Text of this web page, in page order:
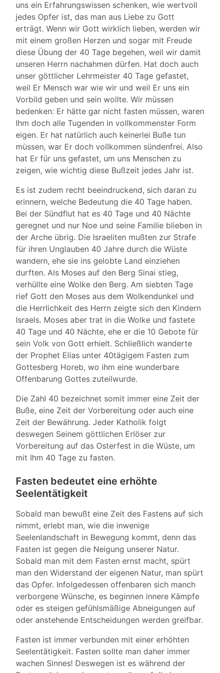
uns ein Erfahrungswissen schenken, wie wertvoll
jedes Opfer ist, das man aus Liebe zu Gott
erträgt. Wenn wir Gott wirklich lieben, werden wir
mit einem großen Herzen und sogar mit Freude
diese Übung der 40 Tage begehen, weil wir damit
unseren Herrn nachahmen dürfen. Hat doch auch
unser göttlicher Lehrmeister 40 Tage gefastet,
weil Er Mensch war wie wir und weil Er uns ein
Vorbild geben und sein wollte. Wir müssen
bedenken: Er hätte gar nicht fasten müssen, waren
Ihm doch alle Tugenden in vollkommenster Form
eigen. Er hat natürlich auch keinerlei Buße tun
müssen, war Er doch vollkommen sündenfrei. Also
hat Er für uns gefastet, um uns Menschen zu
zeigen, wie wichtig diese Bußzeit jedes Jahr ist.
Es ist zudem recht beeindruckend, sich daran zu
erinnern, welche Bedeutung die 40 Tage haben.
Bei der Sündflut hat es 40 Tage und 40 Nächte
geregnet und nur Noe und seine Familie blieben in
der Arche übrig. Die Israeliten mußten zur Strafe
für ihren Unglauben 40 Jahre durch die Wüste
wandern, ehe sie ins gelobte Land einziehen
durften. Als Moses auf den Berg Sinai stieg,
verhüllte eine Wolke den Berg. Am siebten Tage
rief Gott den Moses aus dem Wolkendunkel und
die Herrlichkeit des Herrn zeigte sich den Kindern
Israels. Moses aber trat in die Wolke und fastete
40 Tage und 40 Nächte, ehe er die 10 Gebote für
sein Volk von Gott erhielt. Schließlich wanderte
der Prophet Elias unter 40tägigem Fasten zum
Gottesberg Horeb, wo ihm eine wunderbare
Offenbarung Gottes zuteilwurde.
Die Zahl 40 bezeichnet somit immer eine Zeit der
Buße, eine Zeit der Vorbereitung oder auch eine
Zeit der Bewährung. Jeder Katholik folgt
deswegen Seinem göttlichen Erlöser zur
Vorbereitung auf das Osterfest in die Wüste, um
mit Ihm 40 Tage zu fasten.
Fasten bedeutet eine erhöhte
Seelentätigkeit
Sobald man bewußt eine Zeit des Fastens auf sich
nimmt, erlebt man, wie die inwenige
Seelenlandschaft in Bewegung kommt, denn das
Fasten ist gegen die Neigung unserer Natur.
Sobald man mit dem Fasten ernst macht, spürt
man den Widerstand der eigenen Natur, man spürt
das Opfer. Infolgedessen offenbaren sich manch
verborgene Wünsche, es beginnen innere Kämpfe
oder es steigen gefühlsmäßige Abneigungen auf
oder anstehende Entscheidungen werden greifbar.
Fasten ist immer verbunden mit einer erhöhten
Seelentätigkeit. Fasten sollte man daher immer
wachen Sinnes! Deswegen ist es während der